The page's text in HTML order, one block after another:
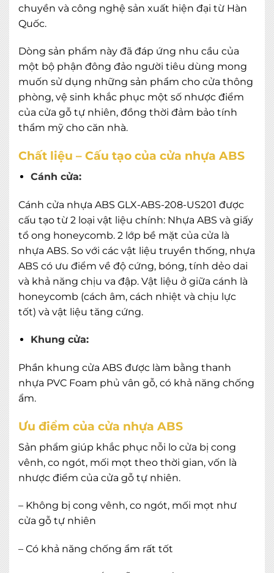
chuyền và công nghệ sản xuất hiện đại từ Hàn
Quốc.
Dòng sản phẩm này đã đáp ứng nhu cầu của
một bộ phận đông đảo người tiêu dùng mong
muốn sử dụng những sản phẩm cho cửa thông
phòng, vệ sinh khắc phục một số nhược điểm
của cửa gỗ tự nhiên, đồng thời đảm bảo tính
thẩm mỹ cho căn nhà.
Chất liệu – Cấu tạo của cửa nhựa ABS
Cánh cửa:
Cánh cửa nhựa ABS GLX-ABS-208-US201 được
cấu tạo từ 2 loại vật liệu chính: Nhựa ABS và giấy
tổ ong honeycomb. 2 lớp bề mặt của cửa là
nhựa ABS. So với các vật liệu truyền thống, nhựa
ABS có ưu điểm về độ cứng, bóng, tính dẻo dai
và khả năng chịu va đập. Vật liệu ở giữa cánh là
honeycomb (cách âm, cách nhiệt và chịu lực
tốt) và vật liệu tăng cứng.
Khung cửa:
Phần khung cửa ABS được làm bằng thanh
nhựa PVC Foam phủ vân gỗ, có khả năng chống
ẩm.
Ưu điểm của cửa nhựa ABS
Sản phẩm giúp khắc phục nỗi lo cửa bị cong
vênh, co ngót, mối mọt theo thời gian, vốn là
nhược điểm của cửa gỗ tự nhiên.
– Không bị cong vênh, co ngót, mối mọt như
cửa gỗ tự nhiên
– Có khả năng chống ẩm rất tốt